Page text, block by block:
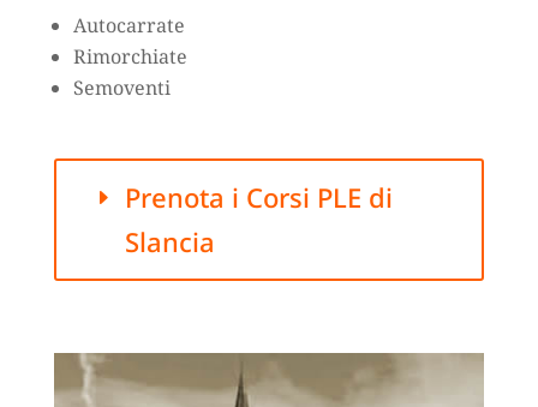
Autocarrate
Rimorchiate
Semoventi
Prenota i Corsi PLE di
Slancia